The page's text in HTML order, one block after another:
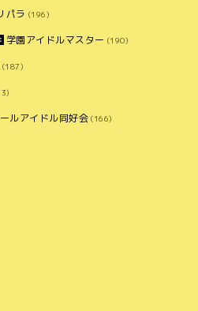
パラ (196)
学園アイドルマスター (190)
(187)
ルアイドル同好会 (166)